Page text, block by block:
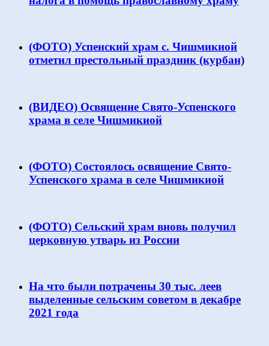
(ФОТО) Успенский храм с. Чишмикиой
отметил престольный праздник (курбан)
(ВИДЕО) Освящение Свято-Успенского
храма в селе Чишмикиой
(ФОТО) Состоялось освящение Свято-
Успенского храма в селе Чишмикиой
(ФОТО) Сельский храм вновь получил
церковную утварь из России
На что были потрачены 30 тыс. леев
выделенные сельским советом в декабре
2021 года